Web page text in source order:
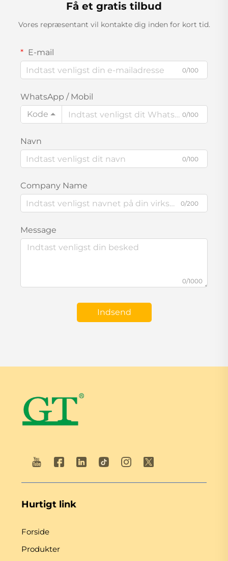
Få et gratis tilbud
Vores repræsentant vil kontakte dig inden for kort tid.
E-mail
0/100
WhatsApp / Mobil
Kode
0/100
Navn
0/100
Company Name
0/200
Message
0/1000
Indsend
Hurtigt link
Forside
Produkter